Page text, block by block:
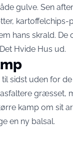
gulve. Sen
kartoffelchips-
hans skrald. De
Hvide Hus ud.
sidst uden for
græsset,
kamp om sit
en ny balsal.